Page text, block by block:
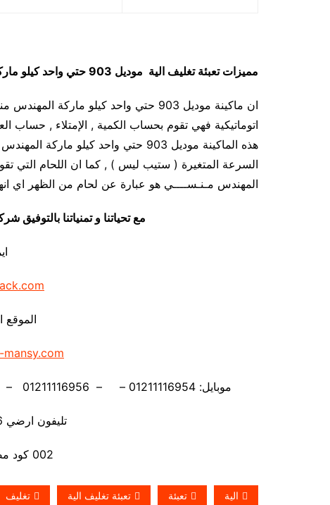
مميزاتتعبئة تغليف الية موديل 903 حتي واحد كيلو ماركة مهندس مـــنسى
ان ماكينة موديل 903 حتي واحد كيلو
اتوماتيكية فهي تقوم بحساب الكمية , الإمتلاء , حساب
هذه الماكينة موديل 903 حتي واحد
المهندس مـنـســــي هو عبارة عن لحام من الظهر اي
مع تحياتنا و تمنياتنا
الموقع
موبايل: 01211116954 – – 01211116956 – – 01211116958 – 01211116959 – 01211116962
تليفون ارضي 0225880056
002 كود مصر قبل الرقم
الية تعبئة تعبئة تغليف الية تغليف